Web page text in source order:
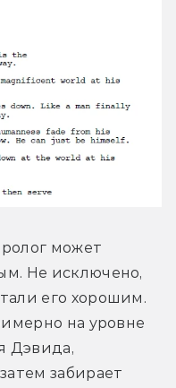
может
Не исключено,
его хорошим.
на уровне
Дэвида,
забирает